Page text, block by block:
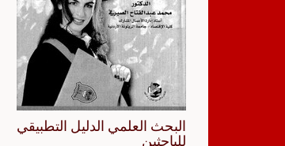
البحث العلمي الدليل التطبيقي
للباحثين